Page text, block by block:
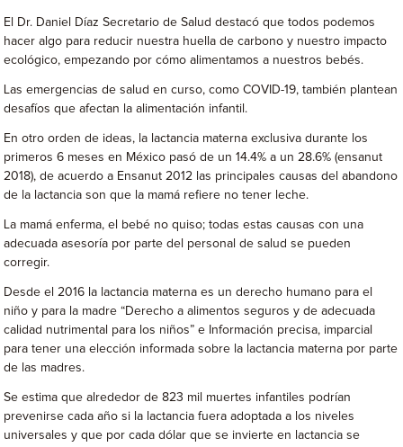
El Dr. Daniel Díaz Secretario de Salud destacó que todos podemos
hacer algo para reducir nuestra huella de carbono y nuestro impacto
ecológico, empezando por cómo alimentamos a nuestros bebés.
Las emergencias de salud en curso, como COVID-19, también plantean
desafíos que afectan la alimentación infantil.
En otro orden de ideas, la lactancia materna exclusiva durante los
primeros 6 meses en México pasó de un 14.4% a un 28.6% (ensanut
2018), de acuerdo a Ensanut 2012 las principales causas del abandono
de la lactancia son que la mamá refiere no tener leche.
La mamá enferma, el bebé no quiso; todas estas causas con una
adecuada asesoría por parte del personal de salud se pueden
corregir.
Desde el 2016 la lactancia materna es un derecho humano para el
niño y para la madre “Derecho a alimentos seguros y de adecuada
calidad nutrimental para los niños” e Información precisa, imparcial
para tener una elección informada sobre la lactancia materna por parte
de las madres.
Se estima que alrededor de 823 mil muertes infantiles podrían
prevenirse cada año si la lactancia fuera adoptada a los niveles
universales y que por cada dólar que se invierte en lactancia se